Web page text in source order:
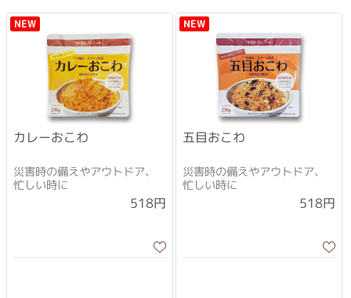
NEW
カレーおこわ
災害時の備えやアウトドア、
忙しい時に
518円
NEW
五目おこわ
災害時の備えやアウトドア、
忙しい時に
518円